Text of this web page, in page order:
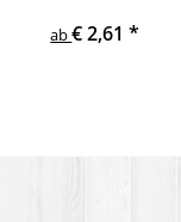
ab€ 2,61*